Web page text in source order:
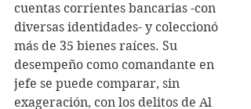
cuentas corrientes bancarias -con
diversas identidades- y coleccionó
más de 35 bienes raíces. Su
desempeño como comandante en
jefe se puede comparar, sin
exageración, con los delitos de Al